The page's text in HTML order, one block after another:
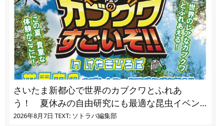
さいたま新都心で世界のカブクワとふれあ
う！ 夏休みの自由研究にも最適な昆虫イベン
ト
2026年8月7日 TEXT: ソトラバ編集部